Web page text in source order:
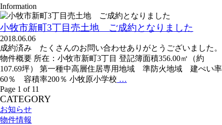
Information
小牧市新町3丁目売土地 ご成約となりました
2018.06.06
成約済み たくさんのお問い合わせありがとうございました。
物件概要 所在：小牧市新町3丁目 登記簿面積356.00㎡（約
107.69坪） 第一種中高層住居専用地域 準防火地域 建ぺい率
60％ 容積率200％ 小牧原小学校 …
Page 1 of 11
CATEGORY
お知らせ
物件情報